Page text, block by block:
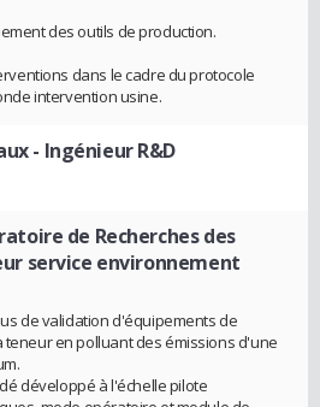
des outils de production.
dans le cadre du protocole
intervention usine.
- Ingénieur R&D
de Recherches des
service environnement
de validation d'équipements de
en polluant des émissions d'une
développé à l'échelle pilote